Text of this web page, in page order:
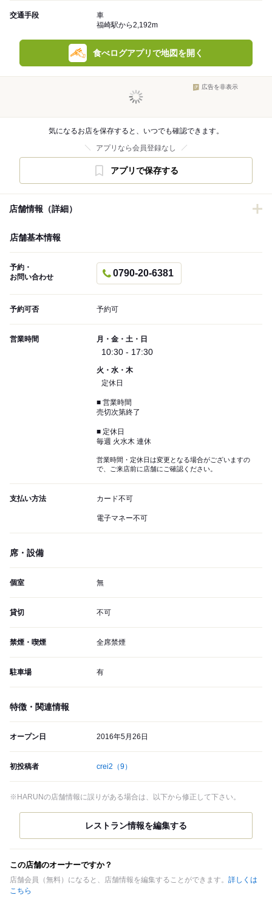
交通手段
車
福崎駅から2,192m
食べログアプリで地図を開く
広告を非表示
気になるお店を保存すると、いつでも確認できます。
アプリなら会員登録なし
アプリで保存する
店舗情報（詳細）
店舗基本情報
予約・
お問い合わせ
0790-20-6381
予約可否 予約可
営業時間 月・金・土・日
10:30 - 17:30
火・水・木
定休日
■ 営業時間
売切次第終了
■ 定休日
毎週 火水木 連休
営業時間・定休日は変更となる場合がございますの
で、ご来店前に店舗にご確認ください。
支払い方法 カード不可
電子マネー不可
席・設備
個室 無
貸切 不可
禁煙・喫煙 全席禁煙
駐車場 有
特徴・関連情報
オープン日 2016年5月26日
初投稿者 crei2 （9）
※HARUNの店舗情報に誤りがある場合は、以下から修正して下さい。
この店舗のオーナーですか？
店舗会員（無料）になると、店舗情報を編集することができます。 詳しくは
こちら